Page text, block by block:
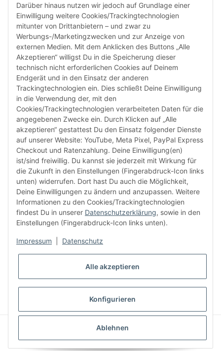
Darüber hinaus nutzen wir jedoch auf Grundlage einer
Einwilligung weitere Cookies/Trackingtechnologien
mitunter von Drittanbietern – und zwar zu
Werbungs-/Marketingzwecken und zur Anzeige von
externen Medien. Mit dem Anklicken des Buttons „Alle
Akzeptieren“ willigst Du in die Speicherung dieser
technisch nicht erforderlichen Cookies auf Deinem
Endgerät und in den Einsatz der anderen
Trackingtechnologien ein. Dies schließt Deine Einwilligung
in die Verwendung der, mit den
Cookies/Trackingtechnologien verarbeiteten Daten für die
angegebenen Zwecke ein. Durch Klicken auf „Alle
akzeptieren“ gestattest Du den Einsatz folgender Dienste
auf unserer Website: YouTube, Meta Pixel, PayPal Express
Checkout und Ratenzahlung. Deine Einwilligung(en)
ist/sind freiwillig. Du kannst sie jederzeit mit Wirkung für
die Zukunft in den Einstellungen (Fingerabdruck-Icon links
unten) widerrufen. Dort hast Du auch die Möglichkeit,
Deine Einwilligungen zu ändern und anzupassen. Weitere
Informationen zu den Cookies/Trackingtechnologien
findest Du in unserer Datenschutzerklärung, sowie in den
Einstellungen (Fingerabdruck-Icon links unten).
Impressum Datenschutz
Alle akzeptieren
Konfigurieren
Ablehnen
Susannenstraße 21a, DE-20357 Hamburg
Tel: +49 (0)40 432 76 990
Email:
shop@audiolith.net
Servicezeiten (Mo.-Fr.) 11:00 - 15:00 Uhr
Bitte habe Verständnis dafür, dass Du uns ausschließlich zu
den oben genannten Geschäftszeiten telefonisch
kontaktieren kannst.
facebookyoutubeinstagram
tiktok
Informationen
Kundenservice
Mehr von Audiolith
VERTRAG WIDERRUFEN
© Audiolith International GmbH